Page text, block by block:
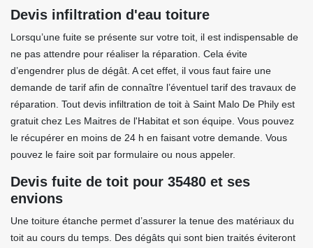
Devis infiltration d'eau toiture
Lorsqu’une fuite se présente sur votre toit, il est indispensable de
ne pas attendre pour réaliser la réparation. Cela évite
d’engendrer plus de dégât. A cet effet, il vous faut faire une
demande de tarif afin de connaître l’éventuel tarif des travaux de
réparation. Tout devis infiltration de toit à Saint Malo De Phily est
gratuit chez Les Maitres de l'Habitat et son équipe. Vous pouvez
le récupérer en moins de 24 h en faisant votre demande. Vous
pouvez le faire soit par formulaire ou nous appeler.
Devis fuite de toit pour 35480 et ses
envions
Une toiture étanche permet d’assurer la tenue des matériaux du
toit au cours du temps. Des dégâts qui sont bien traités éviteront